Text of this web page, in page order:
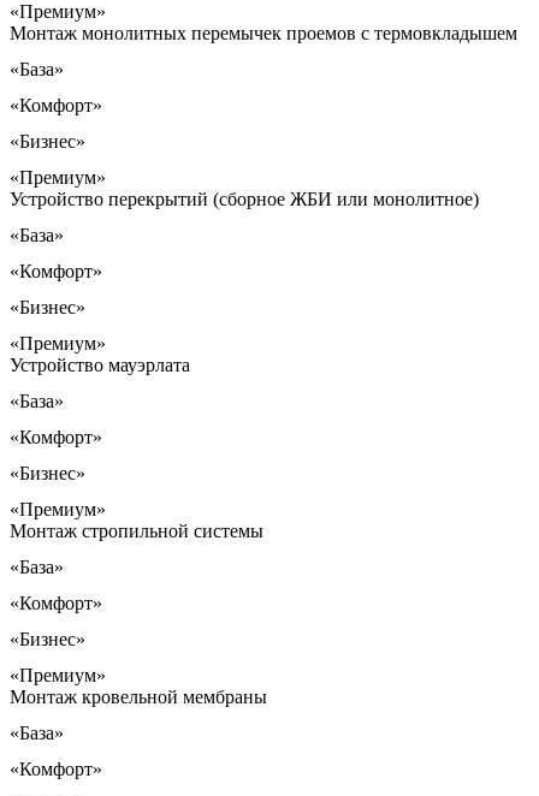
«Премиум»
Монтаж монолитных перемычек проемов с термовкладышем
«База»
«Комфорт»
«Бизнес»
«Премиум»
Устройство перекрытий (сборное ЖБИ или монолитное)
«База»
«Комфорт»
«Бизнес»
«Премиум»
Устройство мауэрлата
«База»
«Комфорт»
«Бизнес»
«Премиум»
Монтаж стропильной системы
«База»
«Комфорт»
«Бизнес»
«Премиум»
Монтаж кровельной мембраны
«База»
«Комфорт»